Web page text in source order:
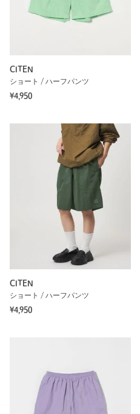
CITEN
ショート / ハーフパンツ
¥4,950
CITEN
ショート / ハーフパンツ
¥4,950